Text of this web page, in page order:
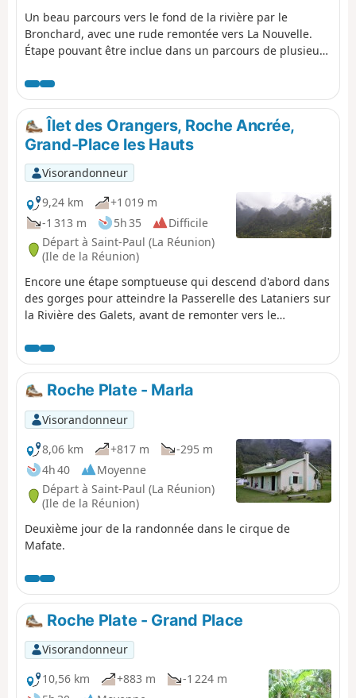
Un beau parcours vers le fond de la rivière par le
Bronchard, avec une rude remontée vers La Nouvelle.
Étape pouvant être inclue dans un parcours de plusieurs
proposées par le logiciel. Compter 785m de D+ et 455m
de D- environ
Îlet des Orangers, Roche Ancrée,
Grand-Place les Hauts
Visorandonneur
9,24 km
+1 019 m
-1 313 m
5h 35
Difficile
Départ à Saint-Paul (La Réunion)
(Ile de la Réunion)
Encore une étape somptueuse qui descend d'abord dans
des gorges pour atteindre la Passerelle des Lataniers sur
la Rivière des Galets, avant de remonter vers le
la rivière de haut, on descend peu à peu jusqu'au
fabuleux site de la Roche Ancrée. Enfin la remontée
abrupte sur Grand-Place les Hauts par le Bloc ouvre sur
les paysages complètement différents du cœur de
Mafate.
Roche Plate - Marla
Visorandonneur
8,06 km
+817 m
-295 m
4h 40
Moyenne
Départ à Saint-Paul (La Réunion)
(Ile de la Réunion)
Deuxième jour de la randonnée dans le cirque de
Mafate.
Roche Plate - Grand Place
Visorandonneur
10,56 km
+883 m
-1 224 m